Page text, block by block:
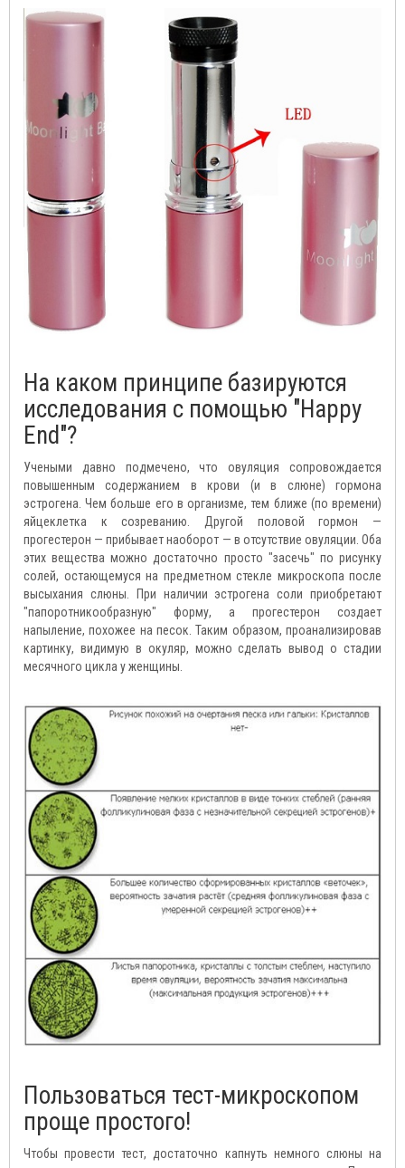
На каком принципе базируются
исследования с помощью "Happy
End"?
Учеными давно подмечено, что овуляция сопровождается
повышенным содержанием в крови (и в слюне) гормона
эстрогена. Чем больше его в организме, тем ближе (по времени)
яйцеклетка к созреванию. Другой половой гормон —
прогестерон — прибывает наоборот — в отсутствие овуляции. Оба
этих вещества можно достаточно просто "засечь" по рисунку
солей, остающемуся на предметном стекле микроскопа после
высыхания слюны. При наличии эстрогена соли приобретают
"папоротникообразную" форму, а прогестерон создает
напыление, похожее на песок. Таким образом, проанализировав
картинку, видимую в окуляр, можно сделать вывод о стадии
месячного цикла у женщины.
Пользоваться тест-микроскопом
проще простого!
Чтобы провести тест, достаточно капнуть немного слюны на